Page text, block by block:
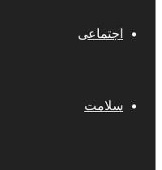
اجتماعی
سلامت